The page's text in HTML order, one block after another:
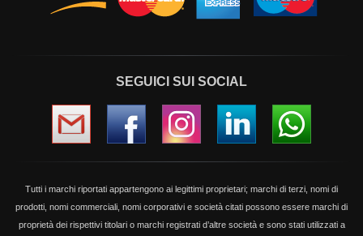
SEGUICI SUI SOCIAL
Tutti i marchi riportati appartengono ai legittimi proprietari; marchi di terzi, nomi di
prodotti, nomi commerciali, nomi corporativi e società citati possono essere marchi di
proprietà dei rispettivi titolari o marchi registrati d’altre società e sono stati utilizzati a